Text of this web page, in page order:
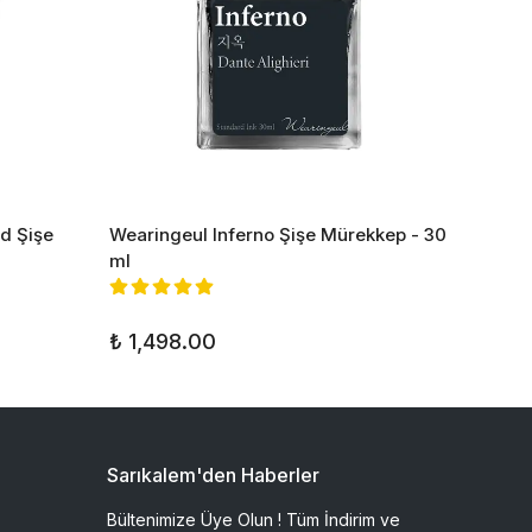
Şişe
Wearingeul Inferno Şişe Mürekkep - 30
ml
₺ 1,498.00
Sarıkalem'den Haberler
Bültenimize Üye Olun ! Tüm İndirim ve